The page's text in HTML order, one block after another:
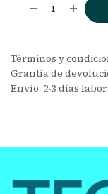
Términos y
Grantía de
Envío: 2-3 días